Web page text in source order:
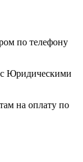
по телефону
с Юридическими
на оплату по